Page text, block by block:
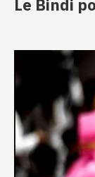
Le Bindi